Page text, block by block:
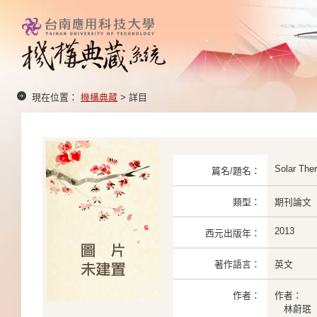
現在位置： 機構典藏 > 詳目
篇名/題名： Solar
類型： 期刊論文
西元出版年： 2013
著作語言： 英文
作者：
作者：
林蔚珉